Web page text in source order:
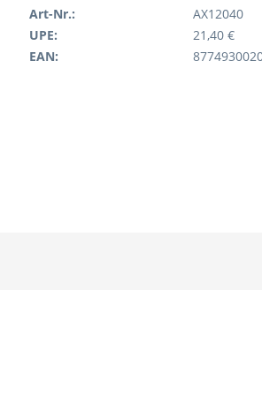
Art-Nr.:
AX12040
UPE:
21,40 €
EAN: